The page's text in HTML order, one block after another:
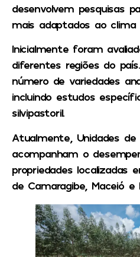
desenvolvem pesquisas
mais adaptados ao
Inicialmente foram
diferentes regiões do
número de variedades
incluindo estudos
silvipastoril.
Atualmente, Unidades de
acompanham o
propriedades localizadas
de Camaragibe, Maceió e